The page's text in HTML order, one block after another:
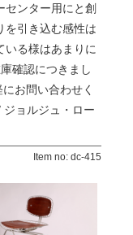
センター用にと創
を引き込む感性は
いる様はあまりに
確認につきまし
にお問い合わせく
ジョルジュ・ロー
Item no: dc-415